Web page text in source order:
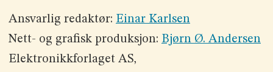
Ansvarlig redaktør: Einar Karlsen
Nett- og grafisk produksjon: Bjørn Ø. Andersen
Elektronikkforlaget AS,